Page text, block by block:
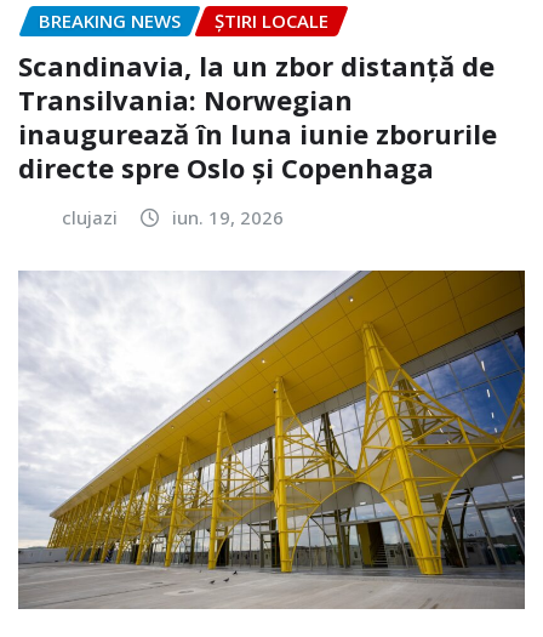
BREAKING NEWS ȘTIRI LOCALE
Scandinavia, la un zbor distanță de
Transilvania: Norwegian
inaugurează în luna iunie zborurile
directe spre Oslo și Copenhaga
clujazi iun. 19, 2026